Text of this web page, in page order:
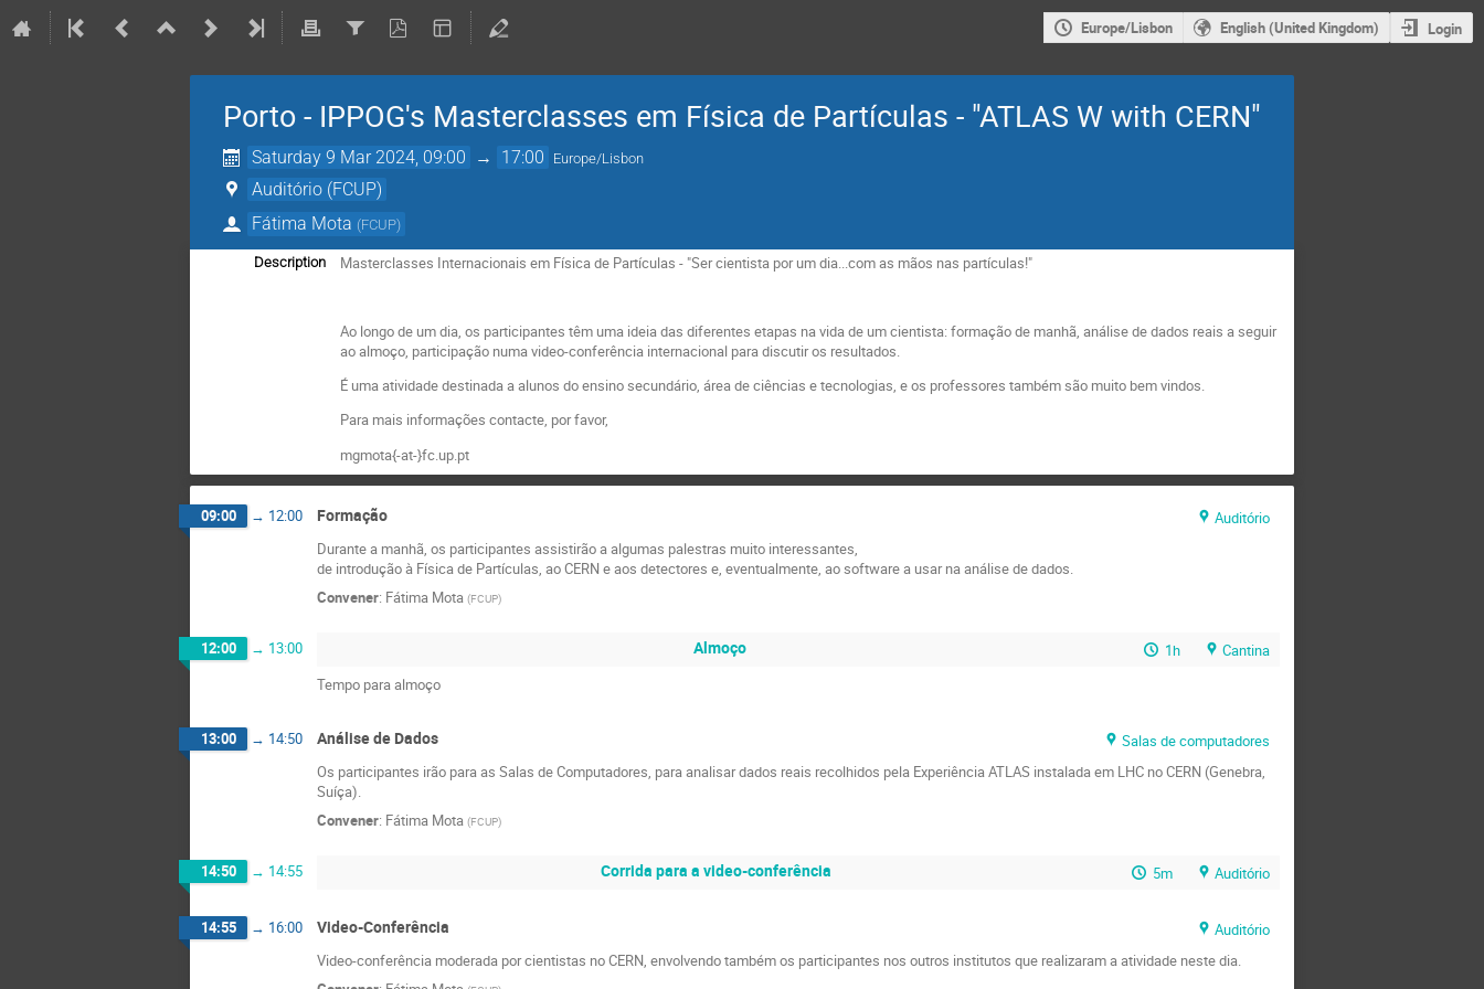
Europe/Lisbon English (United Kingdom) Login
Porto - IPPOG's Masterclasses em Física de Partículas - "ATLAS W with CERN"
Saturday 9 Mar 2024, 09:00 → 17:00 Europe/Lisbon
Auditório (FCUP)
Fátima Mota (FCUP)
Description Masterclasses Internacionais em Física de Partículas - "Ser cientista por um dia...com as mãos nas partículas!"
Ao longo de um dia, os participantes têm uma ideia das diferentes etapas na vida de um cientista: formação de manhã, análise de dados reais a seguir
ao almoço, participação numa video-conferência internacional para discutir os resultados.
É uma atividade destinada a alunos do ensino secundário, área de ciências e tecnologias, e os professores também são muito bem vindos.
Para mais informações contacte, por favor,
mgmota{-at-}fc.up.pt
09:00 → 12:00 Formação
Auditório
Durante a manhã, os participantes assistirão a algumas palestras muito interessantes,
de introdução à Física de Partículas, ao CERN e aos detectores e, eventualmente, ao software a usar na análise de dados.
Convener: Fátima Mota (FCUP)
12:00 → 13:00 Almoço 1h
Cantina
Tempo para almoço
13:00 → 14:50 Análise de Dados
Salas de computadores
Os participantes irão para as Salas de Computadores, para analisar dados reais recolhidos pela Experiência ATLAS instalada em LHC no CERN (Genebra,
Suíça).
Convener: Fátima Mota (FCUP)
14:50 → 14:55 Corrida para a video-conferência 5m Auditório
14:55 → 16:00 Video-Conferência
Auditório
Video-conferência moderada por cientistas no CERN, envolvendo também os participantes nos outros institutos que realizaram a atividade neste dia.